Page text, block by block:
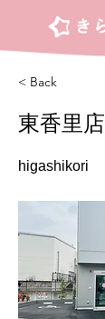
< Back
東香里店
higashikori